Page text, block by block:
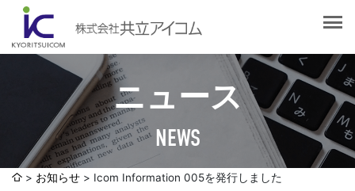
ニュース
NEWS
会社概要
企業理念
SDGsへの取り組みについて
サービス紹介
Web制作・ホームページ制作
システム開発
制作実績
お知らせ Icom Information 005を発行しました